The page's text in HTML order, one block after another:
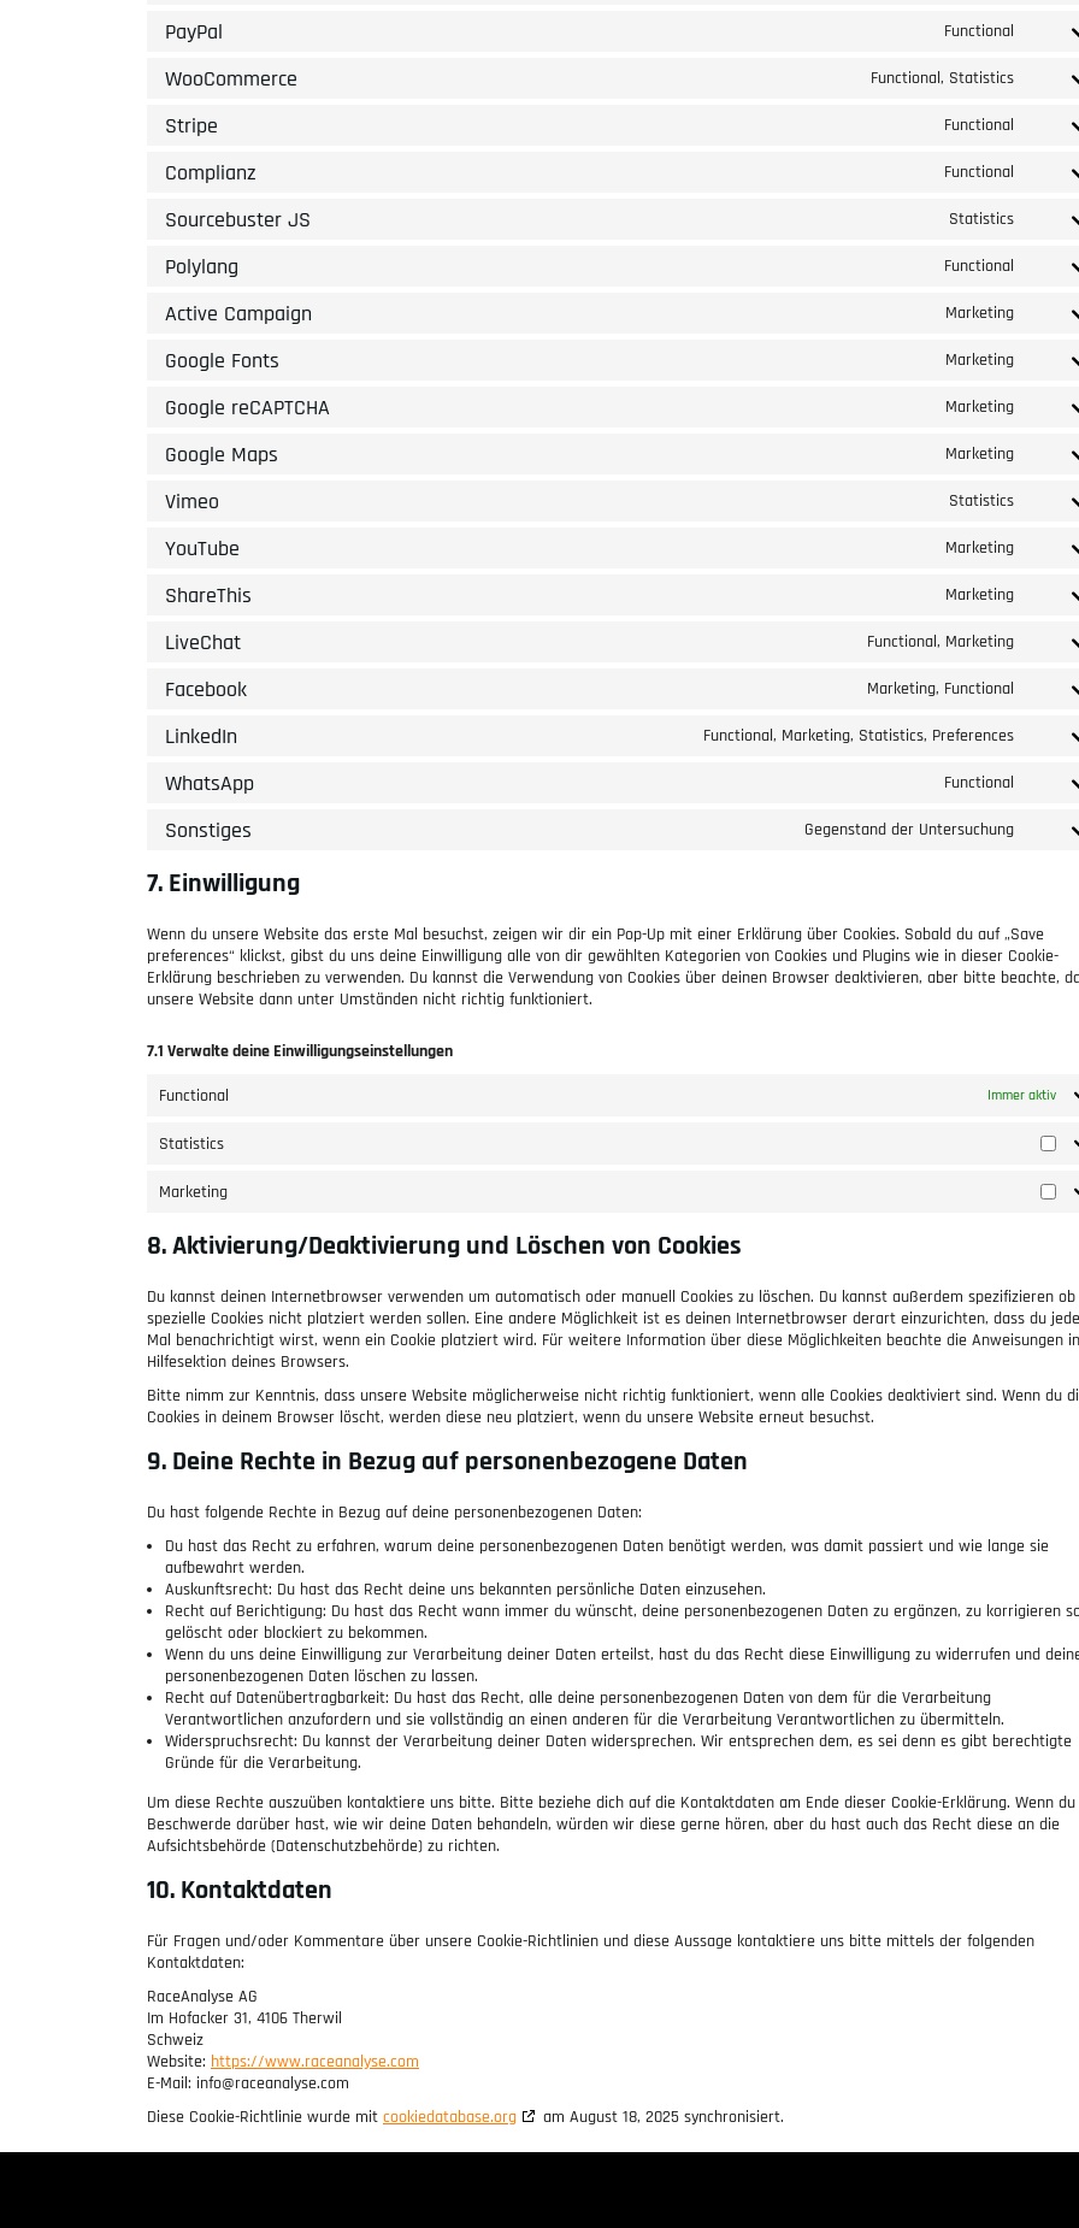
PayPal Functional
WooCommerce Functional, Statistics
Stripe Functional
Complianz Functional
Sourcebuster JS Statistics
Polylang Functional
Active Campaign Marketing
Google Fonts Marketing
Google reCAPTCHA Marketing
Google Maps Marketing
Vimeo Statistics
YouTube Marketing
ShareThis Marketing
LiveChat Functional, Marketing
Facebook Marketing, Functional
LinkedIn Functional, Marketing, Statistics, Preferences
WhatsApp Functional
Sonstiges Gegenstand der Untersuchung
7. Einwilligung
Wenn du unsere Website das erste Mal besuchst, zeigen wir dir ein Pop-Up mit einer Erklärung über Cookies. Sobald du auf „Save
preferences“ klickst, gibst du uns deine Einwilligung alle von dir gewählten Kategorien von Cookies und Plugins wie in dieser Cookie-
Erklärung beschrieben zu verwenden. Du kannst die Verwendung von Cookies über deinen Browser deaktivieren, aber bitte beachte,
unsere Website dann unter Umständen nicht richtig funktioniert.
7.1 Verwalte deine Einwilligungseinstellungen
Functional Immer aktiv
Statistics
Marketing
8. Aktivierung/Deaktivierung und Löschen von Cookies
Du kannst deinen Internetbrowser verwenden um automatisch oder manuell Cookies zu löschen. Du kannst außerdem spezifizieren ob
spezielle Cookies nicht platziert werden sollen. Eine andere Möglichkeit ist es deinen Internetbrowser derart einzurichten, dass du
Mal benachrichtigt wirst, wenn ein Cookie platziert wird. Für weitere Information über diese Möglichkeiten beachte die Anweisungen
Hilfesektion deines Browsers.
Bitte nimm zur Kenntnis, dass unsere Website möglicherweise nicht richtig funktioniert, wenn alle Cookies deaktiviert sind. Wenn du
Cookies in deinem Browser löscht, werden diese neu platziert, wenn du unsere Website erneut besuchst.
9. Deine Rechte in Bezug auf personenbezogene Daten
Du hast folgende Rechte in Bezug auf deine personenbezogenen Daten:
Du hast das Recht zu erfahren, warum deine personenbezogenen Daten benötigt werden, was damit passiert und wie lange sie
aufbewahrt werden.
Auskunftsrecht: Du hast das Recht deine uns bekannten persönliche Daten einzusehen.
Recht auf Berichtigung: Du hast das Recht wann immer du wünscht, deine personenbezogenen Daten zu ergänzen, zu korrigieren
gelöscht oder blockiert zu bekommen.
Wenn du uns deine Einwilligung zur Verarbeitung deiner Daten erteilst, hast du das Recht diese Einwilligung zu widerrufen und
personenbezogenen Daten löschen zu lassen.
Recht auf Datenübertragbarkeit: Du hast das Recht, alle deine personenbezogenen Daten von dem für die Verarbeitung
Verantwortlichen anzufordern und sie vollständig an einen anderen für die Verarbeitung Verantwortlichen zu übermitteln.
Widerspruchsrecht: Du kannst der Verarbeitung deiner Daten widersprechen. Wir entsprechen dem, es sei denn es gibt berechtigte
Gründe für die Verarbeitung.
Um diese Rechte auszuüben kontaktiere uns bitte. Bitte beziehe dich auf die Kontaktdaten am Ende dieser Cookie-Erklärung. Wenn
Beschwerde darüber hast, wie wir deine Daten behandeln, würden wir diese gerne hören, aber du hast auch das Recht diese an die
Aufsichtsbehörde (Datenschutzbehörde) zu richten.
10. Kontaktdaten
Für Fragen und/oder Kommentare über unsere Cookie-Richtlinien und diese Aussage kontaktiere uns bitte mittels der folgenden
Kontaktdaten:
RaceAnalyse AG
Im Hofacker 31, 4106 Therwil
Schweiz
Website: https://www.raceanalyse.com
E-Mail: info@raceanalyse.com
Diese Cookie-Richtlinie wurde mit cookiedatabase.org am August 18, 2025 synchronisiert.